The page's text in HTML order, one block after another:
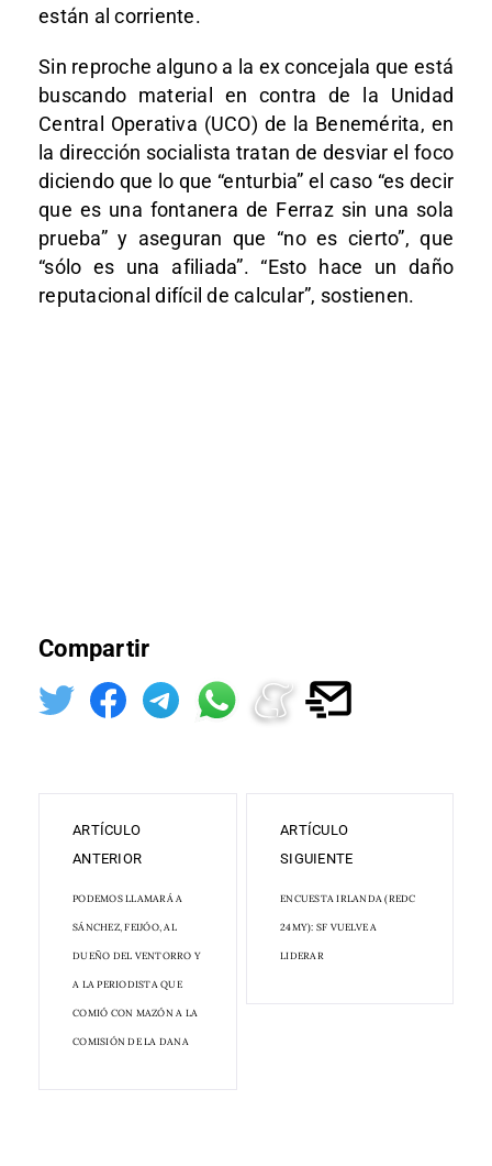
están al corriente.
Sin reproche alguno a la ex concejala que está
buscando material en contra de la Unidad
Central Operativa (UCO) de la Benemérita, en
la dirección socialista tratan de desviar el foco
diciendo que lo que “enturbia” el caso “es decir
que es una fontanera de Ferraz sin una sola
prueba” y aseguran que “no es cierto”, que
“sólo es una afiliada”. “Esto hace un daño
reputacional difícil de calcular”, sostienen.
Compartir
ARTÍCULO
ANTERIOR
PODEMOS LLAMARÁ A
SÁNCHEZ, FEIJÓO, AL
DUEÑO DEL VENTORRO Y
A LA PERIODISTA QUE
COMIÓ CON MAZÓN A LA
COMISIÓN DE LA DANA
ARTÍCULO
SIGUIENTE
ENCUESTA IRLANDA (REDC
24MY): SF VUELVE A
LIDERAR